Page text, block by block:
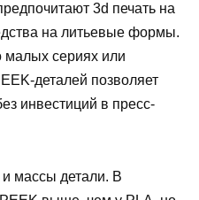
3d печать на
на литьевые формы.
малых сериях или
деталей позволяет
инвестиций в пресс-
и массы детали. В